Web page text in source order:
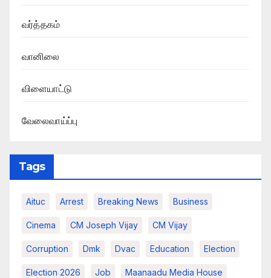
வர்த்தகம்
வானிலை
விளையாட்டு
வேலைவாய்ப்பு
Tags
Aituc Arrest Breaking News​ Business
Cinema CM Joseph Vijay CM Vijay
Corruption Dmk Dvac Education Election
Election 2026 Job Maanaadu Media House